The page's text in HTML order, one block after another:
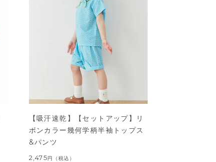
【吸汗速乾】【セットアップ】リ
ボンカラー幾何学柄半袖トップス
&パンツ
2,475円 （税込）